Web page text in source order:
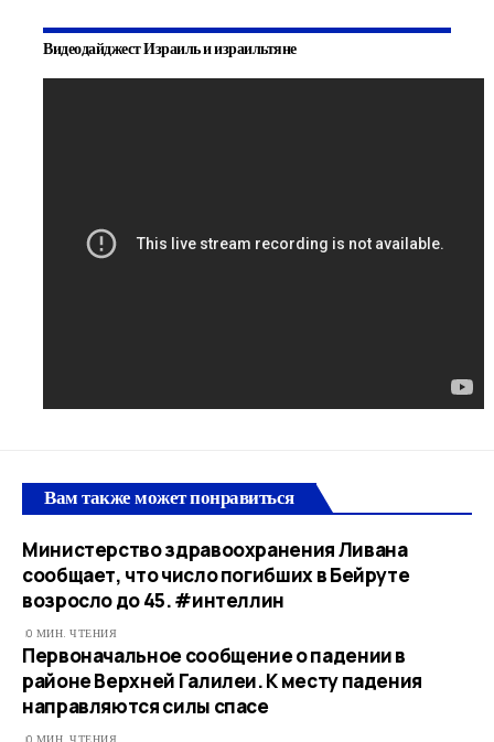
Видеодайджест Израиль и израильтяне
Вам также может понравиться
Министерство здравоохранения Ливана
сообщает, что число погибших в Бейруте
возросло до 45. #интеллин
0 МИН. ЧТЕНИЯ
Первоначальное сообщение о падении в
районе Верхней Галилеи. К месту падения
направляются силы спасе